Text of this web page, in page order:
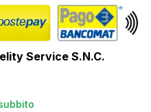
Service S.N.C.